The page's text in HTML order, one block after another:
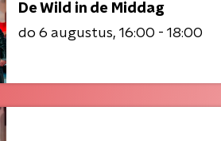
De Wild in de Middag
do 6 augustus 16:00 - 18:00